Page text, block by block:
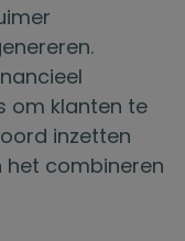
om klanten te
inzetten
het combineren